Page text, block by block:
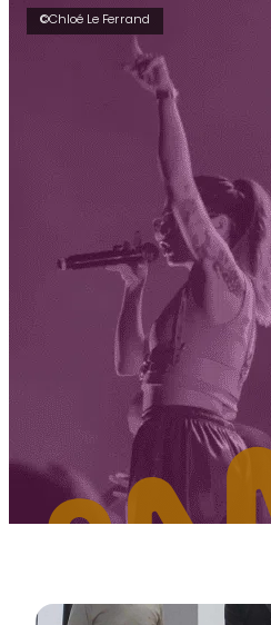
©Chloé Le Ferrand